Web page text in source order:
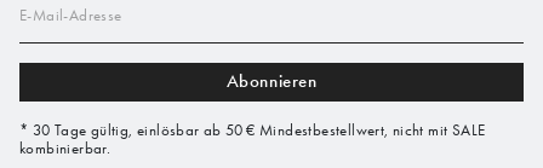
E-Mail-Adresse
Abonnieren
* 30 Tage gültig, einlösbar ab 50 € Mindestbestellwert, nicht mit SALE
kombinierbar.